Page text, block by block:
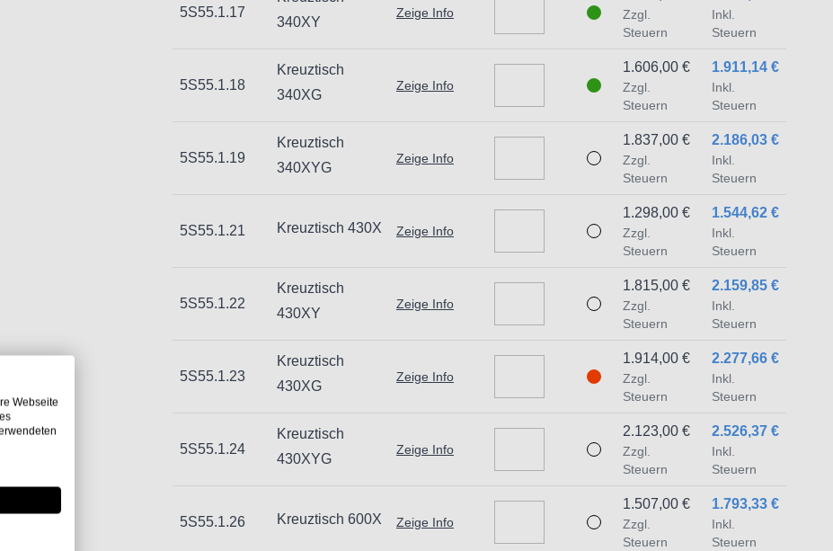
5S55.1.17
340XY
Zeige Info
Inkl.
Steuern
Zzgl.
Steuern
5S55.1.18
Kreuztisch
340XG
Zeige Info
1.911,14 €
Inkl.
Steuern
1.606,00 €
Zzgl.
Steuern
5S55.1.19
Kreuztisch
340XYG
Zeige Info
2.186,03 €
Inkl.
Steuern
1.837,00 €
Zzgl.
Steuern
5S55.1.21 Kreuztisch 430X Zeige Info
1.544,62 €
Inkl.
Steuern
1.298,00 €
Zzgl.
Steuern
5S55.1.22
Kreuztisch
430XY
Zeige Info
2.159,85 €
Inkl.
Steuern
1.815,00 €
Zzgl.
Steuern
5S55.1.23
Kreuztisch
430XG
Zeige Info
2.277,66 €
Inkl.
Steuern
1.914,00 €
Zzgl.
Steuern
5S55.1.24
Kreuztisch
430XYG
Zeige Info
2.526,37 €
Inkl.
Steuern
2.123,00 €
Zzgl.
Steuern
5S55.1.26 Kreuztisch 600X Zeige Info
1.793,33 €
Inkl.
Steuern
1.507,00 €
Zzgl.
Steuern
Webseite